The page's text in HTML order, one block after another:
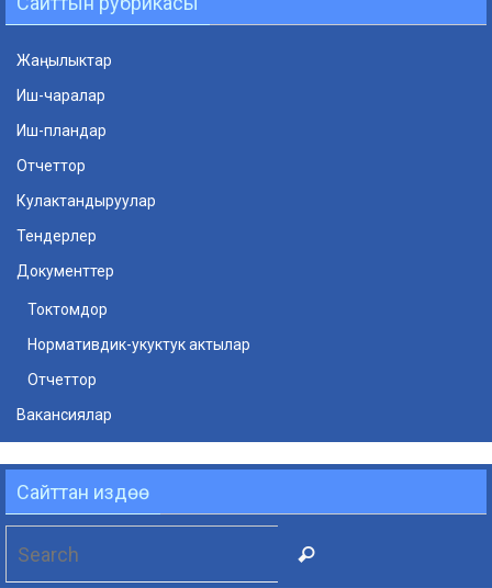
Жаңылыктар
Иш-чаралар
Иш-пландар
Отчеттор
Кулактандыруулар
Тендерлер
Документтер
Токтомдор
Нормативдик-укуктук актылар
Отчеттор
Вакансиялар
Сайттан издөө
Search